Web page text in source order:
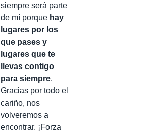
siempre será parte
de mí porque hay
lugares por los
que pases y
lugares que te
llevas contigo
para siempre.
Gracias por todo el
cariño, nos
volveremos a
encontrar. ¡Forza